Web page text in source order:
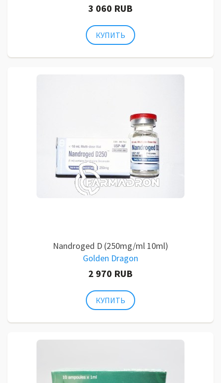
3 060 RUB
Nandroged D (250mg/ml 10ml)
Golden Dragon
2 970 RUB